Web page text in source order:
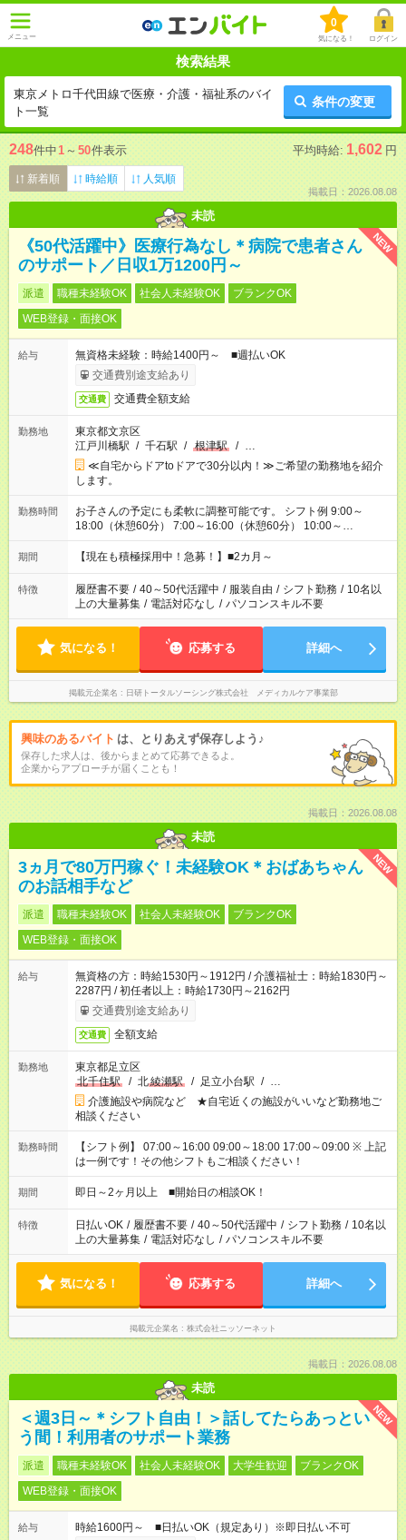
メニュー
0
気になる！ ログイン
検索結果
東京メトロ千代田線で医療・介護・福祉系のバイ
ト一覧
条件の変更
248件中1 ～ 50件表示 平均時給: 1,602 円
新着順 時給順 人気順
掲載日：2026.08.08
未読
NEW
《50代活躍中》医療行為なし＊病院で患者さん
のサポート／日収1万1200円～
派遣 職種未経験OK 社会人未経験OK
ブランクOK
WEB登録・面接OK
給与
無資格未経験：時給1400円～ ■週払いOK
交通費別途支給あり
交通費 交通費全額支給
勤務地
東京都文京区
江戸川橋駅 / 千石駅 / 根津駅 / …
≪自宅からドアtoドアで30分以内！≫ご希望の勤務地を紹介
します。
勤務時間
お子さんの予定にも柔軟に調整可能です。 シフト例 9:00～
18:00（休憩60分） 7:00～16:00（休憩60分） 10:00～
19:00（休憩60分） ※Wワーク希望の方へ 今ご覧のお仕事で希
望する勤務時間と、もう1つのお仕事の勤務時間の合計が 週40
期間 【現在も積極採用中！急募！】■2カ月～
特徴 履歴書不要 / 40～50代活躍中 / 服装自由 / シフト勤務 / 10名以
上の大量募集 / 電話対応なし / パソコンスキル不要
気になる！ 応募する 詳細へ
掲載元企業名 日研トータルソーシング株式会社 メディカルケア事業部
興味のあるバイト は、とりあえず保存しよう♪
保存した求人は、後からまとめて応募できるよ。
企業からアプローチが届くことも！
掲載日：2026.08.08
未読
NEW
3ヵ月で80万円稼ぐ！未経験OK＊おばあちゃん
のお話相手など
派遣 職種未経験OK 社会人未経験OK
ブランクOK
WEB登録・面接OK
給与
無資格の方：時給1530円～1912円 / 介護福祉士：時給1830円～
2287円 / 初任者以上：時給1730円～2162円
交通費別途支給あり
交通費 全額支給
勤務地
東京都足立区
北千住駅
/ 北綾瀬駅 / 足立小台駅 / …
介護施設や病院など ★自宅近くの施設がいいなど勤務地ご
相談ください
勤務時間
【シフト例】 07:00～16:00 09:00～18:00 17:00～09:00 ※ 上記
は一例です！その他シフトもご相談ください！
期間 即日～2ヶ月以上 ■開始日の相談OK！
特徴 日払いOK / 履歴書不要 / 40～50代活躍中 / シフト勤務 / 10名以
上の大量募集 / 電話対応なし / パソコンスキル不要
気になる！ 応募する 詳細へ
掲載元企業名 株式会社ニッソーネット
掲載日：2026.08.08
未読
NEW
＜週3日～＊シフト自由！＞話してたらあっとい
う間！利用者のサポート業務
派遣 職種未経験OK 社会人未経験OK 大学生歓迎
ブランクOK
WEB登録・面接OK
給与
時給1600円～ ■日払いOK（規定あり）※即日払い不可